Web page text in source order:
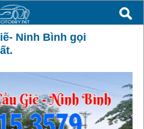
Ninh Bình gọi